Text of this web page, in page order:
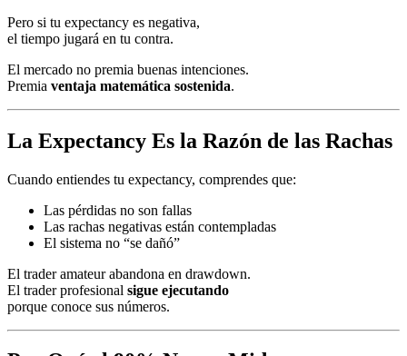
Pero si tu expectancy es negativa,
el tiempo jugará en tu contra.
El mercado no premia buenas intenciones.
Premia ventaja matemática sostenida.
La Expectancy Es la Razón de las Rachas
Cuando entiendes tu expectancy, comprendes que:
Las pérdidas no son fallas
Las rachas negativas están contempladas
El sistema no “se dañó”
El trader amateur abandona en drawdown.
El trader profesional sigue ejecutando
porque conoce sus números.